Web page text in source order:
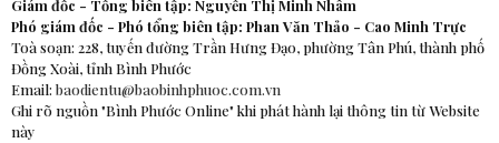
Giám đốc - Tổng biên tập: Nguyễn Thị Minh Nhâm
Phó giám đốc - Phó tổng biên tập: Phan Văn Thảo - Cao Minh Trực
Toà soạn: 228, tuyến đường Trần Hưng Đạo, phường Tân Phú, thành phố
Đồng Xoài, tỉnh Bình Phước
Email: baodientu@baobinhphuoc.com.vn
Ghi rõ nguồn "Bình Phước Online" khi phát hành lại thông tin từ Website
này